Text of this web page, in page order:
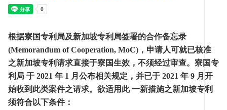
根据寮国专利局及新加坡专利局签署的合作备忘录
(Memorandum of Cooperation, MoC)，申请人可就已核准
之新加坡专利请求直接于寮国生效，不须经过审查。寮国专
利局 于 2021 年 1 月公布相关规定，并已于 2021 年 9 月开
始收到此类案件之请求。欲适用此 一新措施之新加坡专利
须符合以下条件：